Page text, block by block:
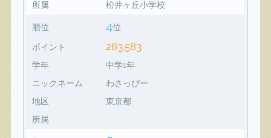
所属
松井ヶ丘小学校
順位 4位
ポイント 283,583
学年
中学1年
ニックネーム
わさっぴー
地区
東京都
所属